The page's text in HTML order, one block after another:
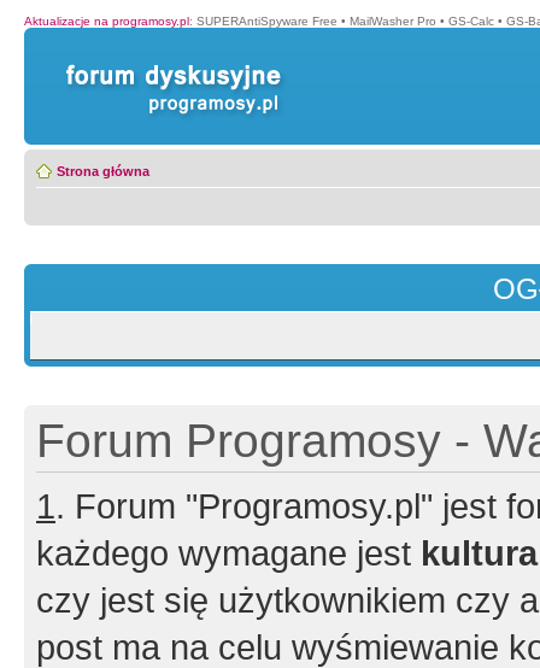
Aktualizacje na programosy.pl: SUPERAntiSpyware Free • MailWasher Pro • GS-Calc • GS-
Strona główna
Forum Programosy -
1. Forum "Programosy.pl" jest
każdego wymagane jest
czy jest się użytkownikiem czy
post ma na celu wyśmiewanie